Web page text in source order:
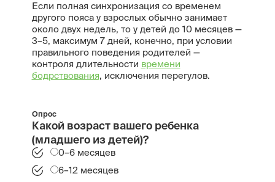
Если полная синхронизация со временем
другого пояса у взрослых обычно занимает
около двух недель, то у детей до 10 месяцев —
3–5, максимум 7 дней, конечно, при условии
правильного поведения родителей —
контроля длительности времени
бодрствования, исключения перегулов.
Опрос
Какой возраст вашего ребенка
(младшего из детей)?
0–6 месяцев
6–12 месяцев